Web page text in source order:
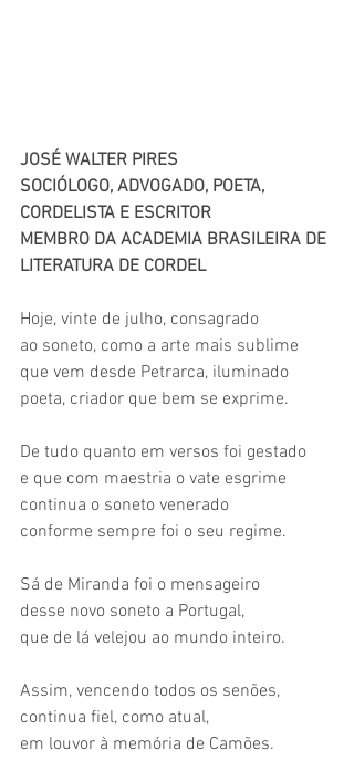
JOSÉ WALTER PIRES
SOCIÓLOGO, ADVOGADO, POETA,
CORDELISTA E ESCRITOR
MEMBRO DA ACADEMIA BRASILEIRA DE
LITERATURA DE CORDEL
Hoje, vinte de julho, consagrado
ao soneto, como a arte mais sublime
que vem desde Petrarca, iluminado
poeta, criador que bem se exprime.
De tudo quanto em versos foi gestado
e que com maestria o vate esgrime
continua o soneto venerado
conforme sempre foi o seu regime.
Sá de Miranda foi o mensageiro
desse novo soneto a Portugal,
que de lá velejou ao mundo inteiro.
Assim, vencendo todos os senões,
continua fiel, como atual,
em louvor à memória de Camões.